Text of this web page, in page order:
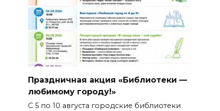
Праздничная акция «Библиотеки —
любимому городу!»
С 5 по 10 августа городские библиотеки